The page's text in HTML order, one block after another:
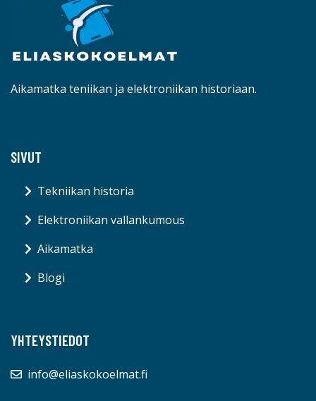
Aikamatka teniikan ja elektroniikan historiaan.
SIVUT
Tekniikan historia
Elektroniikan vallankumous
Aikamatka
Blogi
YHTEYSTIEDOT
info@eliaskokoelmat.fi